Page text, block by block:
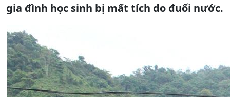
gia đình học sinh bị mất tích do đuối nước.